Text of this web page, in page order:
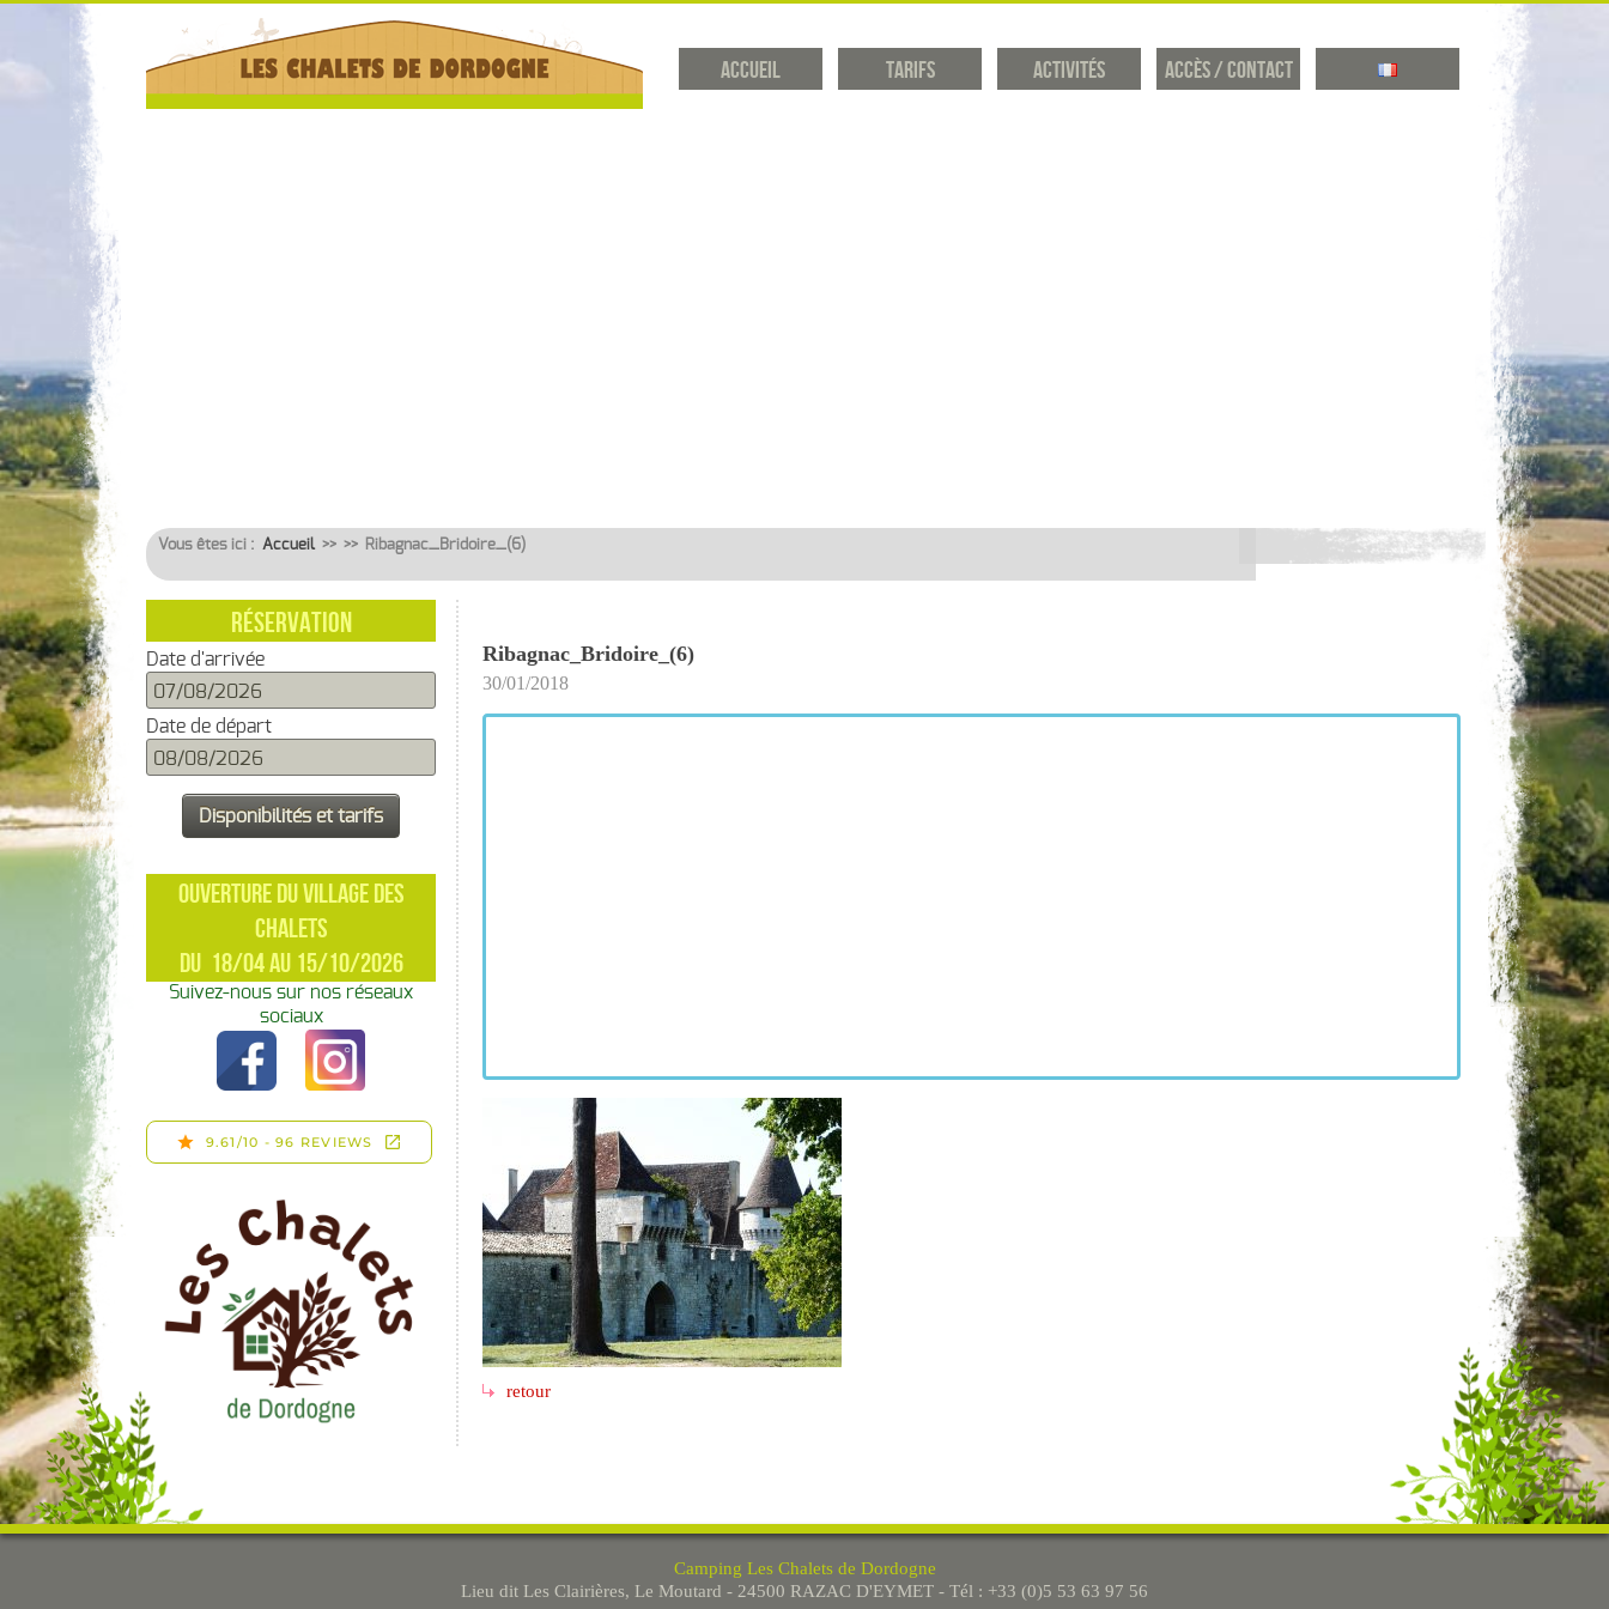
Accueil Tarifs Activités Accès / Contact
Vous êtes ici : Accueil >> >> Ribagnac_Bridoire_(6)
RÉSERVATION
Date d'arrivée
Date de départ
OUVERTURE DU VILLAGE DES
CHALETS
DU 18/04 AU 15/10/2026
Suivez-nous sur nos réseaux
sociaux
Ribagnac_Bridoire_(6)
30/01/2018
retour
Camping Les Chalets de Dordogne
Lieu dit Les Clairières, Le Moutard - 24500 RAZAC D'EYMET - Tél : +33 (0)5 53 63 97 56